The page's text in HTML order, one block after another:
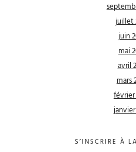
juillet
juin
mai
avril
mars
février
janvier
S’INSCRIRE À